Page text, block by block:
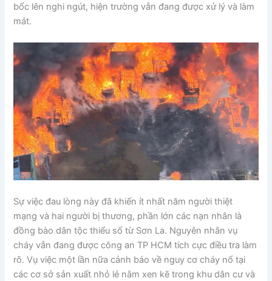
bốc lên nghi ngút, hiện trường vẫn đang được xử lý và làm
mát.
Sự việc đau lòng này đã khiến ít nhất năm người thiệt
mạng và hai người bị thương, phần lớn các nạn nhân là
đồng bào dân tộc thiểu số từ Sơn La. Nguyên nhân vụ
cháy vẫn đang được công an TP HCM tích cực điều tra làm
rõ. Vụ việc một lần nữa cảnh báo về nguy cơ cháy nổ tại
các cơ sở sản xuất nhỏ lẻ nằm xen kẽ trong khu dân cư và